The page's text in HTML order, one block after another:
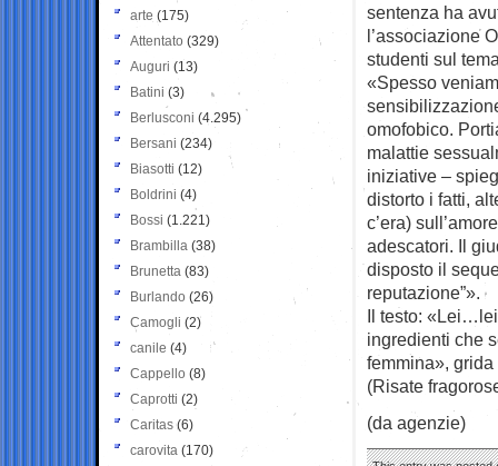
sentenza ha
l’associazione
studenti sul
«Spesso
omofobico.
malattie
iniziative –
distorto i fatti,
c’era)
adescatori. Il
disposto il
reputazione”».
Il testo: «Lei…lei
ingredienti che
femmina»,
(Risate
(da agenzie)
arte (175)
Attentato (329)
Auguri (13)
Batini (3)
Berlusconi (4.295)
Bersani (234)
Biasotti (12)
Boldrini (4)
Bossi (1.221)
Brambilla (38)
Brunetta (83)
Burlando (26)
Camogli (2)
canile (4)
Cappello (8)
Caprotti (2)
Caritas (6)
carovita (170)